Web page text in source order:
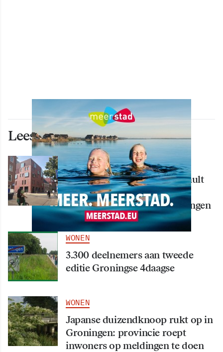
Lees ook deze artikelen
WONEN
Nieuw creatief centrum Tumult
bijna klaar: opening eind
september in hart van Groningen
WONEN
3.300 deelnemers aan tweede
editie Groningse 4daagse
WONEN
Japanse duizendknoop rukt op in
Groningen: provincie roept
inwoners op meldingen te doen